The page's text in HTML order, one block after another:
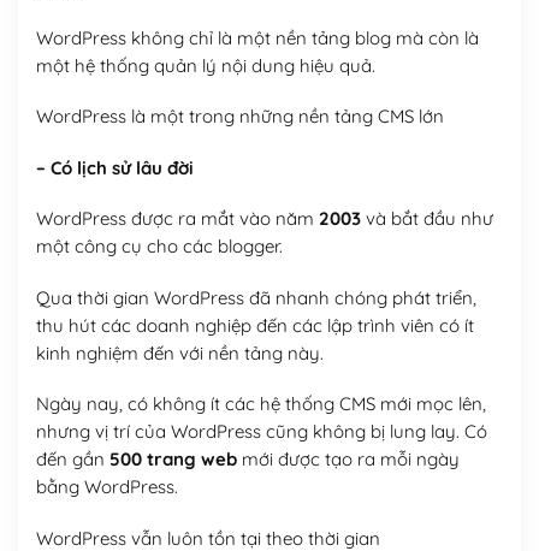
WordPress không chỉ là một nền tảng blog mà còn là
một hệ thống quản lý nội dung hiệu quả.
WordPress là một trong những nền tảng CMS lớn
– Có lịch sử lâu đời
WordPress được ra mắt vào năm 2003và bắt đầu như
một công cụ cho các blogger.
Qua thời gian WordPress đã nhanh chóng phát triển,
thu hút các doanh nghiệp đến các lập trình viên có ít
kinh nghiệm đến với nền tảng này.
Ngày nay, có không ít các hệ thống CMS mới mọc lên,
nhưng vị trí của WordPress cũng không bị lung lay. Có
đến gần 500 trang webmới được tạo ra mỗi ngày
bằng WordPress.
WordPress vẫn luôn tồn tại theo thời gian